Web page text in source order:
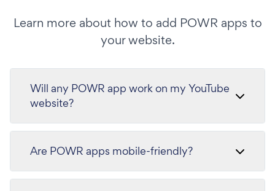
Learn more about how to add POWR apps to
your website.
Will any POWR app work on my YouTube
website?
Are POWR apps mobile-friendly?